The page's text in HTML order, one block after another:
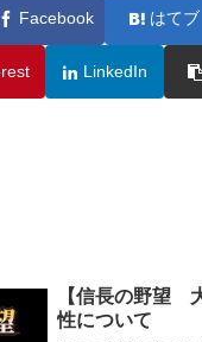
Facebook はてブ
LinkedIn
【信長の野望
性について